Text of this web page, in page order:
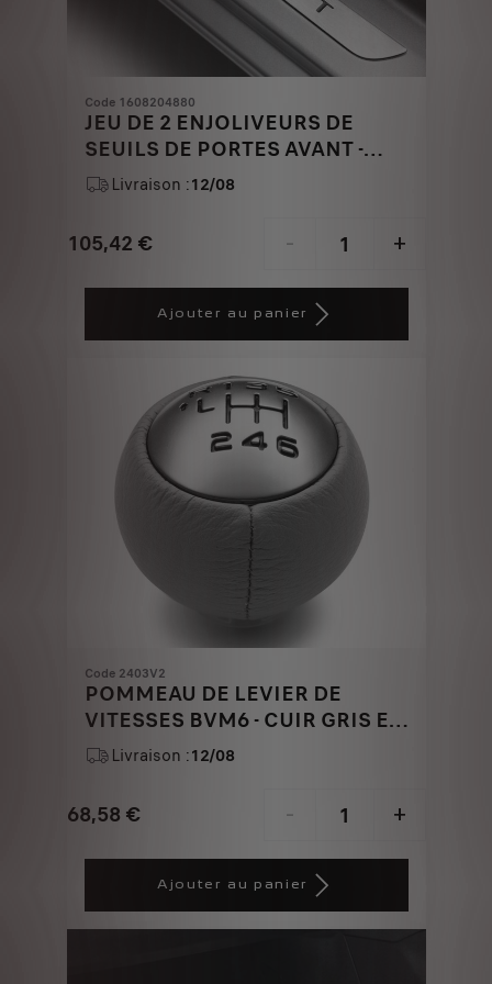
Code 1608204880
JEU DE 2 ENJOLIVEURS DE
SEUILS DE PORTES AVANT -
INOX BROSSE
Livraison :12/08
105,42 €
Price
- +
Quantity
Ajouter au panier
Code 2403V2
POMMEAU DE LEVIER DE
VITESSES BVM6 - CUIR GRIS ET
ALUMINIUM
Livraison :12/08
68,58 €
Price
€
- +
Quantity
1
Ajouter au panier